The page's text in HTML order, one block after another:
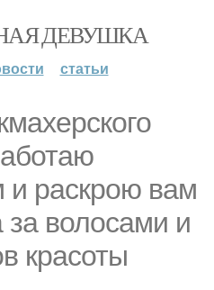
ДЕВУШКА
статьи
и раскрою вам
за волосами и
красоты